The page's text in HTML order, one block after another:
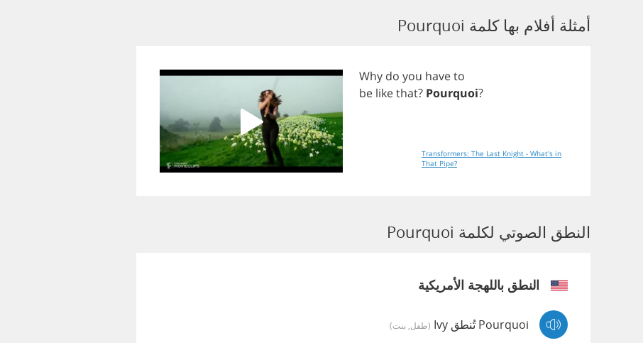
أمثلة أفلام بها كلمة Pourquoi
Why do you haveto
be likethat? Pourquoi?
Transformers: The Last Knight - What's in
That Pipe?
النطق الصوتي لكلمة Pourquoi
النطق باللهجة الأمريكية
Pourquoi تُنطق Ivy (طفل, بنت)